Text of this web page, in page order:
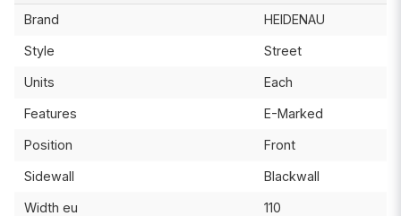
Brand HEIDENAU
Style Street
Units Each
Features E-Marked
Position Front
Sidewall Blackwall
Width eu 110